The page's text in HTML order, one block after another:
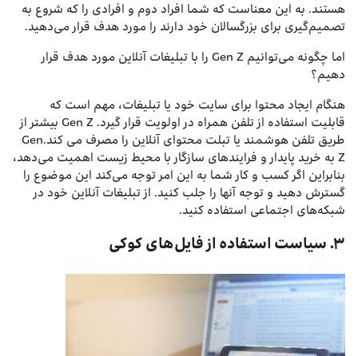
هستند. به این معناست که شما افراد دوم و افرادی را که شروع به
تصمیم‌گیری برای بزرگسالان خود دارند را مورد هدف قرار می‌دهید.
اما چگونه می‌توانیم Gen Z را با تبلیغات آنلاین مورد هدف قرار
دهیم؟
هنگام ایجاد محتوا برای سایت خود یا تبلیغات، مهم است که
قابلیت استفاده از تلفن همراه در اولویت قرار گیرد. Gen Z بیشتر از
طریق تلفن هوشمند یا تبلت محتوای آنلاین را مصرف می کند.Gen
Z به خرید پایدار و فرایندهای سازگار با محیط زیست اهمیت می‌دهد،
بنابراین اگر کسب و کار شما به این امر توجه می‌کند این موضوع را
گسترش دهید و توجه آنها را جلب کنید. از تبلیغات آنلاین خود در
شبکه‌های اجتماعی استفاده کنید.
۳. سیاست استفاده از فایل‌های کوکی